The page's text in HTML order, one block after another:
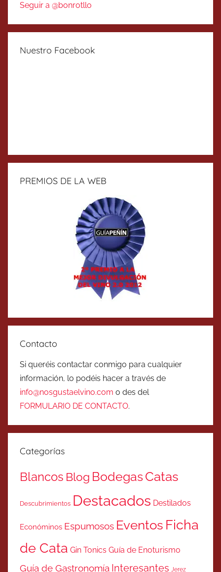
Seguir a @bonrotllo
Nuestro Facebook
PREMIOS DE LA WEB
Contacto
Si queréis contactar conmigo para cualquier
información, lo podéis hacer a través de
info@nosgustaelvino.com o des del
FORMULARIO DE CONTACTO.
Categorías
Blancos Blog BodegasCatas
Descubrimientos Destacados Destilados
Económinos Espumosos Eventos Ficha
de Cata Gin Tonics Guía de Enoturismo
Guía de Gastronomía Interesantes Jerez